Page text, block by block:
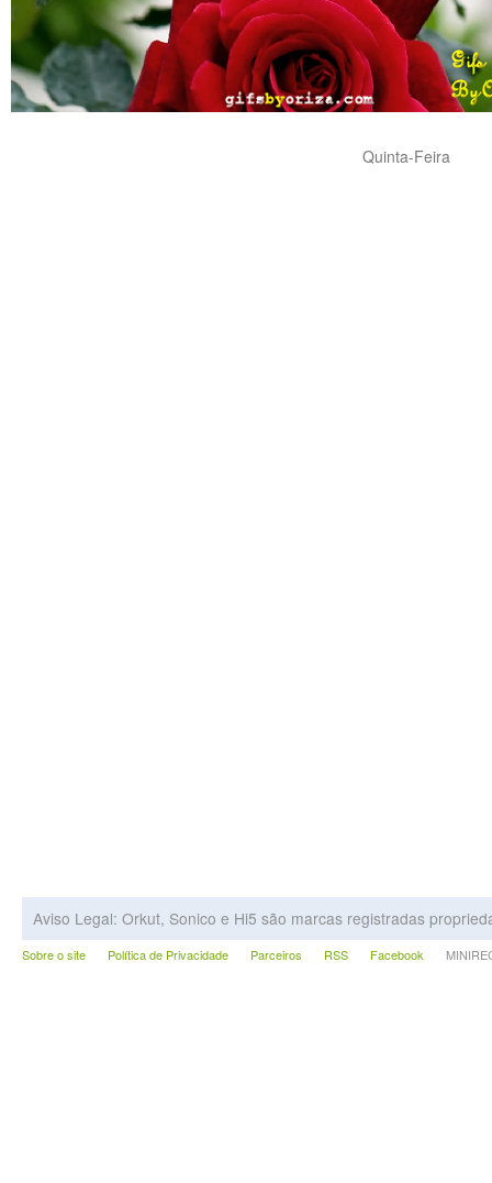
Quinta-Feira
Aviso Legal: Orkut, Sonico e Hi5 são marcas registradas
Sobre o site Política de Privacidade Parceiros RSS Facebook